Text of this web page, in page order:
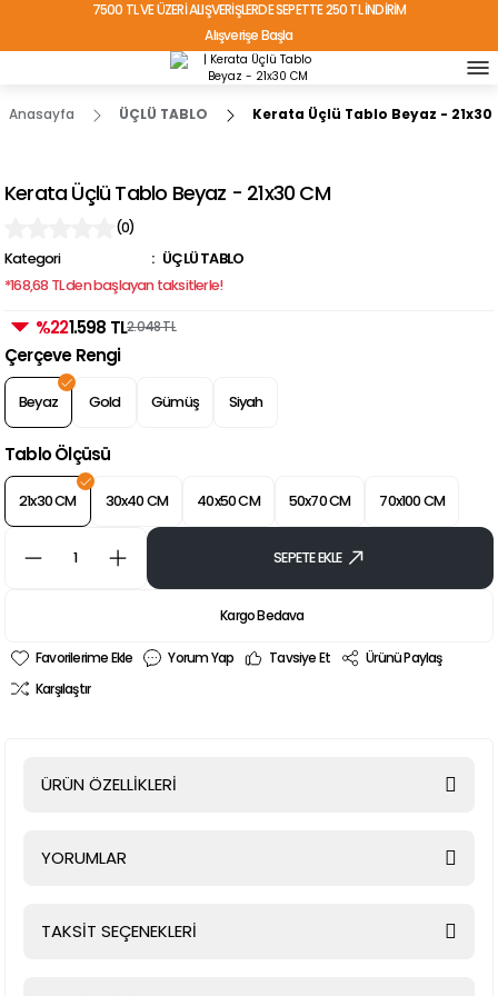
7500 TL VE ÜZERİ ALIŞVERİŞLERDE SEPETTE 250 TL İNDİRİM
Alışverişe Başla
TÜRKİYE'NİN HER YERİNE ÜCRETSİZ KARGO!
Anasayfa ÜÇLÜ TABLO Kerata Üçlü Tablo Beyaz - 21x30
Kerata Üçlü Tablo Beyaz - 21x30 CM
(0)
Kategori
ÜÇLÜ TABLO
*168,68 TL den başlayan taksitlerle!
%221.598 TL2.048 TL
Çerçeve Rengi
Beyaz Gold Gümüş Siyah
Tablo Ölçüsü
21x30 CM 30x40 CM 40x50 CM 50x70 CM 70x100 CM
SEPETE EKLE
Kargo Bedava
Yorum Yap Tavsiye Et
Ürünü Paylaş
Karşılaştır
ÜRÜN ÖZELLİKLERİ
YORUMLAR
TAKSİT SEÇENEKLERİ